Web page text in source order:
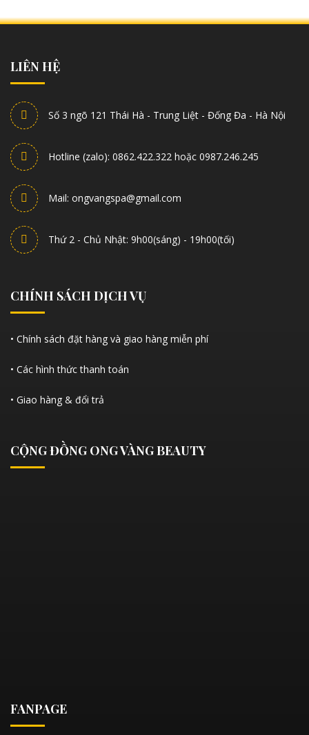
LIÊN HỆ
Số 3 ngõ 121 Thái Hà - Trung Liệt - Đống Đa - Hà Nội
Hotline (zalo): 0862.422.322 hoặc 0987.246.245
Mail: ongvangspa@gmail.com
Thứ 2 - Chủ Nhật: 9h00(sáng) - 19h00(tối)
CHÍNH SÁCH DỊCH VỤ
• Chính sách đặt hàng và giao hàng miễn phí
• Các hình thức thanh toán
• Giao hàng & đổi trả
CỘNG ĐỒNG ONG VÀNG BEAUTY
FANPAGE